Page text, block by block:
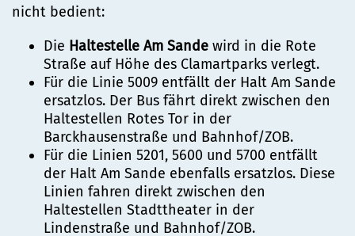
nicht bedient:
Die Haltestelle Am Sande wird in die Rote
Straße auf Höhe des Clamartparks verlegt.
Für die Linie 5009 entfällt der Halt Am Sande
ersatzlos. Der Bus fährt direkt zwischen den
Haltestellen Rotes Tor in der
Barckhausenstraße und Bahnhof/ZOB.
Für die Linien 5201, 5600 und 5700 entfällt
der Halt Am Sande ebenfalls ersatzlos. Diese
Linien fahren direkt zwischen den
Haltestellen Stadttheater in der
Lindenstraße und Bahnhof/ZOB.